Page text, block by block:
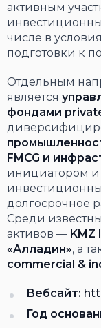
активным
числе в
подготовки к
Отдельным
является
фондами
FMCG и
инициатором
долгосрочное
Среди
активов — KMZ
«Алладин», а
commercial &
Вебсайт:
Год